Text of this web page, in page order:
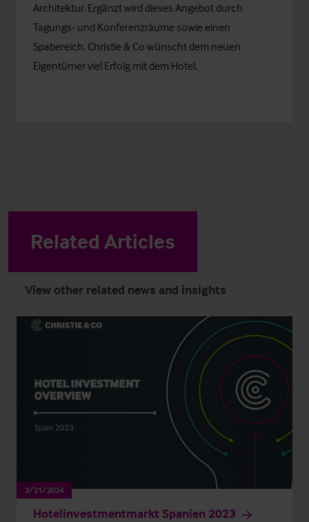
Architektur. Ergänzt wird dieses Angebot durch
Tagungs- und Konferenzräume sowie einen
Spabereich. Christie & Co wünscht dem neuen
Eigentümer viel Erfolg mit dem Hotel.
Related Articles
View other related news and insights
2/21/2024
Hotelinvestmentmarkt Spanien 2023